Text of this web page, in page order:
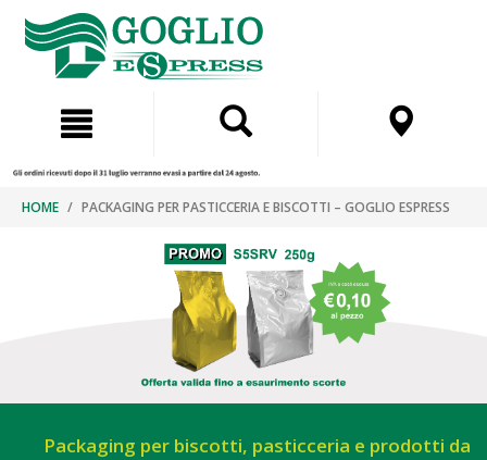
contenuto
HOME PACKAGING PER PASTICCERIA E BISCOTTI – GOGLIO ESPRESS
Packaging per biscotti, pasticceria e prodotti da